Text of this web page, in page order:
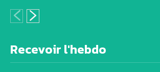
Recevoir l'hebdo